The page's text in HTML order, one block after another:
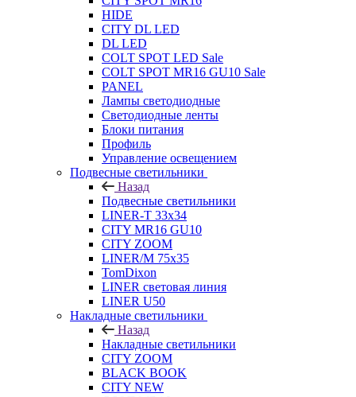
HIDE
CITY DL LED
DL LED
COLT SPOT LED Sale
COLT SPOT MR16 GU10 Sale
PANEL
Лампы светодиодные
Светодиодные ленты
Блоки питания
Профиль
Управление освещением
Подвесные светильники
Назад
Подвесные светильники
LINER-T 33x34
CITY MR16 GU10
CITY ZOOM
LINER/M 75х35
TomDixon
LINER световая линия
LINER U50
Накладные светильники
Назад
Накладные светильники
CITY ZOOM
BLACK BOOK
CITY NEW